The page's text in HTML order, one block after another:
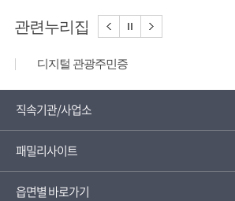
관련누리집
디지털 관광주민증
충청나드리
대한민국 구석구석
직속기관/사업소
패밀리사이트
읍면별 바로가기